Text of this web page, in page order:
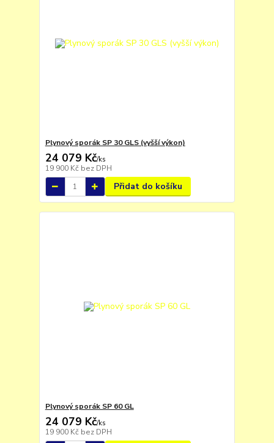
Plynový sporák SP 30 GLS (vyšší výkon)
24 079 Kč/ks
19 900 Kč bez DPH
Přidat do košíku
Plynový sporák SP 60 GL
24 079 Kč/ks
19 900 Kč bez DPH